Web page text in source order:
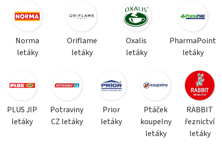
Norma
letáky
Oriflame
letáky
Oxalis
letáky
PharmaPoint
letáky
PLUS JIP
letáky
Potraviny
CZ letáky
Prior
letáky
Ptáček
koupelny
letáky
RABBIT
řeznictví
letáky